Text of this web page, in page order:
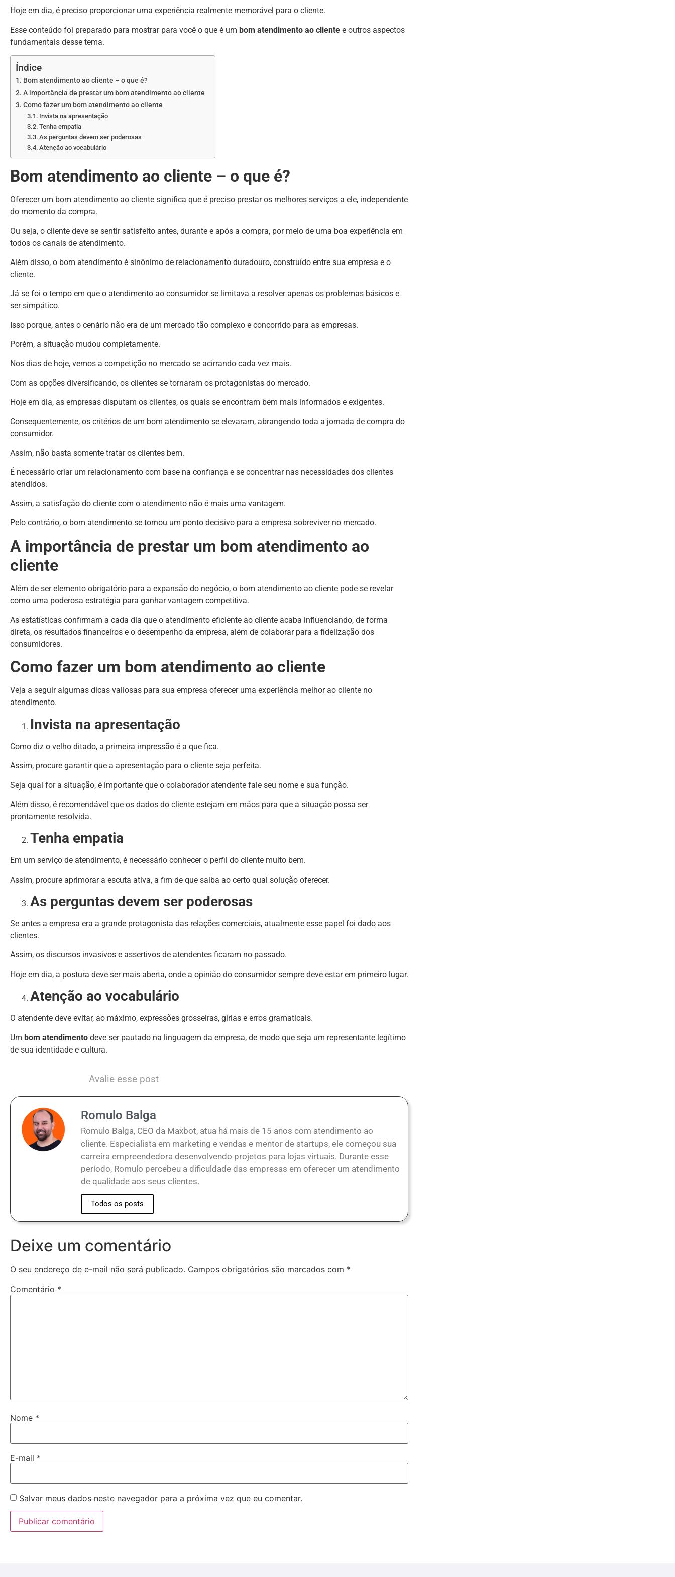
Hoje em dia, é preciso proporcionar uma experiência realmente memorável para o cliente.
Esse conteúdo foi preparado para mostrar para você o que é um bom atendimento ao cliente e outros aspectos
fundamentais desse tema.
Índice
Bom atendimento ao cliente – o que é?
A importância de prestar um bom atendimento ao cliente
Como fazer um bom atendimento ao cliente
Invista na apresentação
Tenha empatia
As perguntas devem ser poderosas
Atenção ao vocabulário
Bom atendimento ao cliente – o que é?
Oferecer um bom atendimento ao cliente significa que é preciso prestar os melhores serviços a ele, independente
do momento da compra.
Ou seja, o cliente deve se sentir satisfeito antes, durante e após a compra, por meio de uma boa experiência em
todos os canais de atendimento.
Além disso, o bom atendimento é sinônimo de relacionamento duradouro, construído entre sua empresa e o
cliente.
Já se foi o tempo em que o atendimento ao consumidor se limitava a resolver apenas os problemas básicos e
ser simpático.
Isso porque, antes o cenário não era de um mercado tão complexo e concorrido para as empresas.
Porém, a situação mudou completamente.
Nos dias de hoje, vemos a competição no mercado se acirrando cada vez mais.
Com as opções diversificando, os clientes se tornaram os protagonistas do mercado.
Hoje em dia, as empresas disputam os clientes, os quais se encontram bem mais informados e exigentes.
Consequentemente, os critérios de um bom atendimento se elevaram, abrangendo toda a jornada de compra do
consumidor.
Assim, não basta somente tratar os clientes bem.
É necessário criar um relacionamento com base na confiança e se concentrar nas necessidades dos clientes
atendidos.
Assim, a satisfação do cliente com o atendimento não é mais uma vantagem.
Pelo contrário, o bom atendimento se tornou um ponto decisivo para a empresa sobreviver no mercado.
A importância de prestar um bom atendimento ao
cliente
Além de ser elemento obrigatório para a expansão do negócio, o bom atendimento ao cliente pode se revelar
como uma poderosa estratégia para ganhar vantagem competitiva.
As estatísticas confirmam a cada dia que o atendimento eficiente ao cliente acaba influenciando, de forma
direta, os resultados financeiros e o desempenho da empresa, além de colaborar para a fidelização dos
consumidores.
Como fazer um bom atendimento ao cliente
Veja a seguir algumas dicas valiosas para sua empresa oferecer uma experiência melhor ao cliente no
atendimento.
Invista na apresentação
Como diz o velho ditado, a primeira impressão é a que fica.
Assim, procure garantir que a apresentação para o cliente seja perfeita.
Seja qual for a situação, é importante que o colaborador atendente fale seu nome e sua função.
Além disso, é recomendável que os dados do cliente estejam em mãos para que a situação possa ser
prontamente resolvida.
Tenha empatia
Em um serviço de atendimento, é necessário conhecer o perfil do cliente muito bem.
Assim, procure aprimorar a escuta ativa, a fim de que saiba ao certo qual solução oferecer.
As perguntas devem ser poderosas
Se antes a empresa era a grande protagonista das relações comerciais, atualmente esse papel foi dado aos
clientes.
Assim, os discursos invasivos e assertivos de atendentes ficaram no passado.
Hoje em dia, a postura deve ser mais aberta, onde a opinião do consumidor sempre deve estar em primeiro lugar.
Atenção ao vocabulário
O atendente deve evitar, ao máximo, expressões grosseiras, gírias e erros gramaticais.
Um bom atendimento deve ser pautado na linguagem da empresa, de modo que seja um representante legítimo
de sua identidade e cultura.
Avalie esse post
Romulo Balga
Romulo Balga, CEO da Maxbot, atua há mais de 15 anos com atendimento ao
cliente. Especialista em marketing e vendas e mentor de startups, ele começou sua
carreira empreendedora desenvolvendo projetos para lojas virtuais. Durante esse
período, Romulo percebeu a dificuldade das empresas em oferecer um atendimento
de qualidade aos seus clientes.
Todos os posts
Deixe um comentário
O seu endereço de e-mail não será publicado. Campos obrigatórios são marcados com *
Comentário *
Nome *
E-mail *
Salvar meus dados neste navegador para a próxima vez que eu comentar.